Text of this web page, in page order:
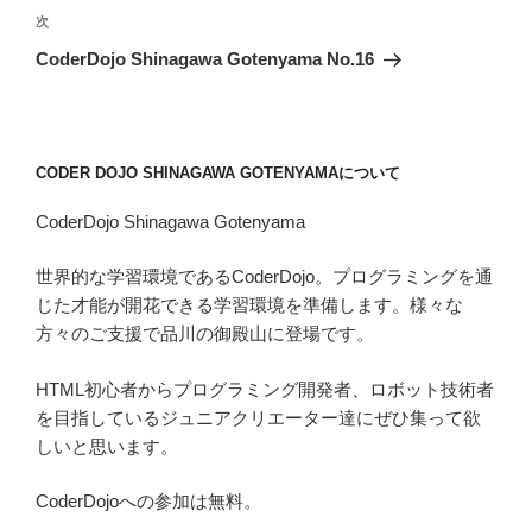
ビ
ゲ
ン
稿
次
の
次
CoderDojo Shinagawa Gotenyama No.16
CODER DOJO SHINAGAWA GOTENYAMAについて
CoderDojo Shinagawa Gotenyama
世界的な学習環境であるCoderDojo。プログラミングを通
じた才能が開花できる学習環境を準備します。様々な
方々のご支援で品川の御殿山に登場です。
HTML初心者からプログラミング開発者、ロボット技術者
を目指しているジュニアクリエーター達にぜひ集って欲
しいと思います。
CoderDojoへの参加は無料。